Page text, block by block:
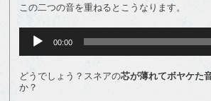
ー
この二つの音を重ねるとこうなります。
プ
ー
ヤ
00:00
どうでしょう？スネアの芯が薄れてボヤケた
か？